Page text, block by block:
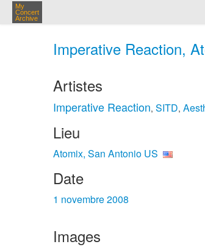
My
Concert
Archive
Imperative Reaction,
Artistes
Imperative Reaction, SITD,
Lieu
Atomix, San Antonio US
Date
1 novembre 2008
Images